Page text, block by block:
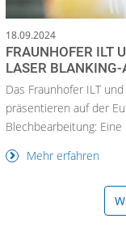
18.09.2024
FRAUNHOFER ILT
LASER BLANKING-
Das Fraunhofer ILT
präsentieren auf der
Blechbearbeitung:
Mehr erfahren